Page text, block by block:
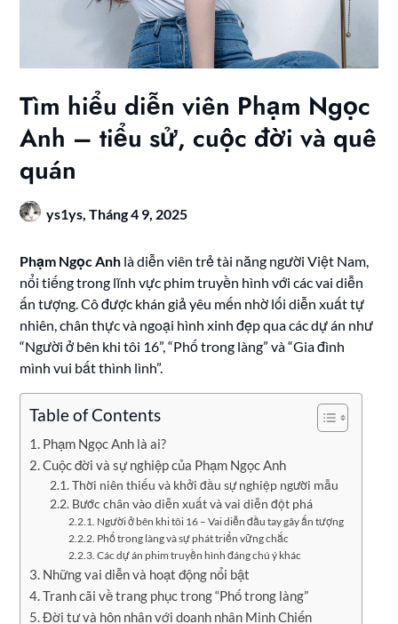
Tìm hiểu diễn viên Phạm Ngọc
Anh – tiểu sử, cuộc đời và quê
quán
ys1ys,Tháng 4 9, 2025
Phạm Ngọc Anh là diễn viên trẻ tài năng người Việt Nam,
nổi tiếng trong lĩnh vực phim truyền hình với các vai diễn
ấn tượng. Cô được khán giả yêu mến nhờ lối diễn xuất tự
nhiên, chân thực và ngoại hình xinh đẹp qua các dự án như
“Người ở bên khi tôi 16”, “Phố trong làng” và “Gia đình
mình vui bất thình lình”.
Table of Contents
Phạm Ngọc Anh là ai?
Cuộc đời và sự nghiệp của Phạm Ngọc Anh
Thời niên thiếu và khởi đầu sự nghiệp người mẫu
Bước chân vào diễn xuất và vai diễn đột phá
Người ở bên khi tôi 16 – Vai diễn đầu tay gây ấn tượng
Phố trong làng và sự phát triển vững chắc
Các dự án phim truyền hình đáng chú ý khác
Những vai diễn và hoạt động nổi bật
Tranh cãi về trang phục trong “Phố trong làng”
Đời tư và hôn nhân với doanh nhân Minh Chiến